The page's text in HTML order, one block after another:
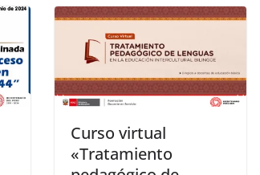
Curso virtual
«Tratamiento